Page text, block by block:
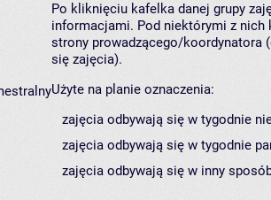
Po kliknięciu kafelka danej grupy
informacjami. Pod niektórymi z nich
strony prowadzącego/koordynatora
się zajęcia).
Użyte na planie oznaczenia:
zajęcia odbywają się w tygodnie
zajęcia odbywają się w tygodnie
zajęcia odbywają się w inny